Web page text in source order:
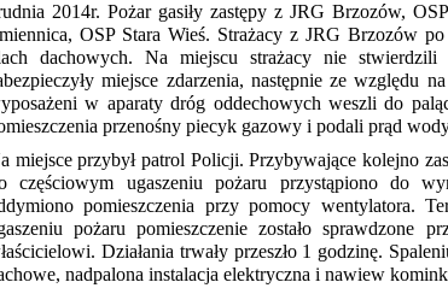
2014r. Pożar gasiły zastępy z JRG Brzozów,
OSP Stara Wieś. Strażacy z JRG Brzozów
dachowych. Na miejscu strażacy nie stwierdzili
miejsce zdarzenia, następnie ze względu
w aparaty dróg oddechowych weszli do
przenośny piecyk gazowy i podali prąd
miejsce przybył patrol Policji. Przybywające kolejno
częściowym ugaszeniu pożaru przystąpiono do
pomieszczenia przy pomocy wentylatora.
pożaru pomieszczenie zostało sprawdzone
Działania trwały przeszło 1 godzinę.
nadpalona instalacja elektryczna i nawiew